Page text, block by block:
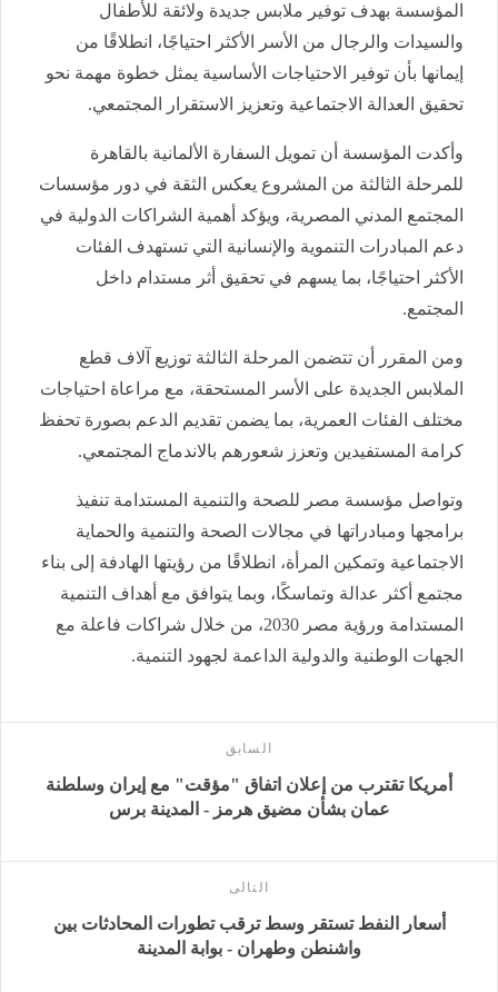
المؤسسة بهدف توفير ملابس جديدة ولائقة للأطفال
والسيدات والرجال من الأسر الأكثر احتياجًا، انطلاقًا من
إيمانها بأن توفير الاحتياجات الأساسية يمثل خطوة مهمة نحو
تحقيق العدالة الاجتماعية وتعزيز الاستقرار المجتمعي.
وأكدت المؤسسة أن تمويل السفارة الألمانية بالقاهرة
للمرحلة الثالثة من المشروع يعكس الثقة في دور مؤسسات
المجتمع المدني المصرية، ويؤكد أهمية الشراكات الدولية في
دعم المبادرات التنموية والإنسانية التي تستهدف الفئات
الأكثر احتياجًا، بما يسهم في تحقيق أثر مستدام داخل
المجتمع.
ومن المقرر أن تتضمن المرحلة الثالثة توزيع آلاف قطع
الملابس الجديدة على الأسر المستحقة، مع مراعاة احتياجات
مختلف الفئات العمرية، بما يضمن تقديم الدعم بصورة تحفظ
كرامة المستفيدين وتعزز شعورهم بالاندماج المجتمعي.
وتواصل مؤسسة مصر للصحة والتنمية المستدامة تنفيذ
برامجها ومبادراتها في مجالات الصحة والتنمية والحماية
الاجتماعية وتمكين المرأة، انطلاقًا من رؤيتها الهادفة إلى بناء
مجتمع أكثر عدالة وتماسكًا، وبما يتوافق مع أهداف التنمية
المستدامة ورؤية مصر 2030، من خلال شراكات فاعلة مع
الجهات الوطنية والدولية الداعمة لجهود التنمية.
السابق
أمريكا تقترب من إعلان اتفاق "مؤقت" مع إيران وسلطنة
عمان بشأن مضيق هرمز - المدينة برس
التالى
أسعار النفط تستقر وسط ترقب تطورات المحادثات بين
واشنطن وطهران - بوابة المدينة